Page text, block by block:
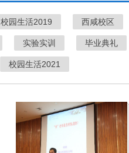
校园生活2019 西咸校区
实验实训 毕业典礼
校园生活2021